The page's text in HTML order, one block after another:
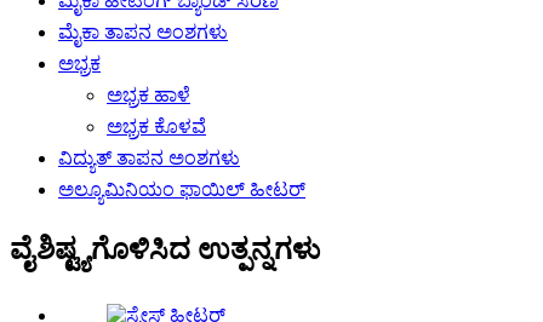
ಮೈಕಾ ತಾಪನ ಅಂಶಗಳು
ಅಭ್ರಕ
ಅಭ್ರಕ ಹಾಳೆ
ಅಭ್ರಕ ಕೊಳವೆ
ವಿದ್ಯುತ್ ತಾಪನ ಅಂಶಗಳು
ಅಲ್ಯೂಮಿನಿಯಂ ಫಾಯಿಲ್ ಹೀಟರ್
ವೈಶಿಷ್ಟ್ಯಗೊಳಿಸಿದ ಉತ್ಪನ್ನಗಳು